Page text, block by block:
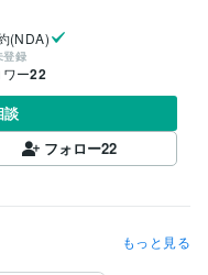
(NDA)
登録
ー22
談
フォロー22
もっと見る